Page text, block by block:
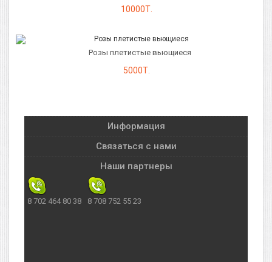
10000Т.
Розы плетистые вьющиеся
5000Т.
Информация
Связаться с нами
Наши партнеры
8 702 464 80 38 8 708 752 55 23